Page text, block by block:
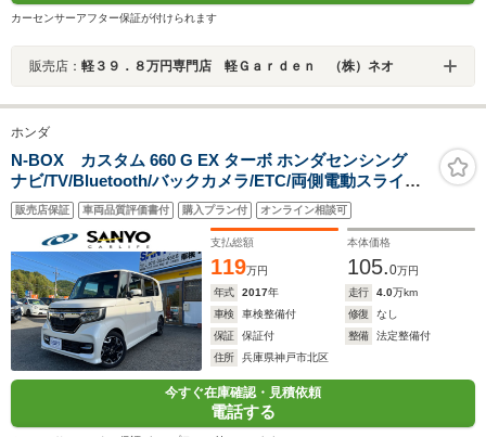
カーセンサーアフター保証が付けられます
販売店： 軽３９．８万円専門店 軽Ｇａｒｄｅｎ （株）ネオ
ホンダ
N-BOX カスタム 660 G EX ターボ ホンダセンシング
ナビ/TV/Bluetooth/バックカメラ/ETC/両側電動スライド
ドア/ターボ/ホンダセンシング
販売店保証 車両品質評価書付 購入プラン付 オンライン相談可
支払総額
119万円
本体価格
105.0万円
年式
2017年 走行 4.0万km
車検
車検整備付 修復
なし
保証
保証付 整備
法定整備付
住所
兵庫県神戸市北区
今すぐ在庫確認・見積依頼
電話する